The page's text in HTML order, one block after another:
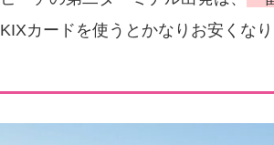
KIXカードを使うとかなりお安くな